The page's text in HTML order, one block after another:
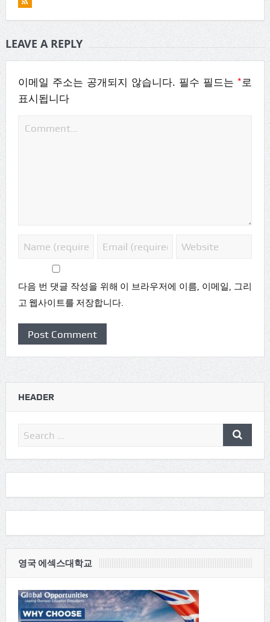
LEAVE A REPLY
이메일 주소는 공개되지 않습니다. 필수 필드는*로
표시됩니다
다음 번 댓글 작성을 위해 이 브라우저에 이름, 이메일, 그리
고 웹사이트를 저장합니다.
HEADER
영국 에섹스대학교